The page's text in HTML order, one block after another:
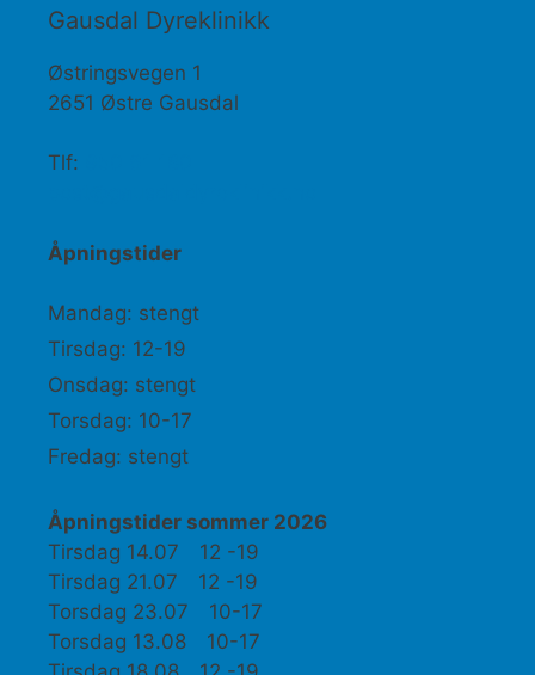
Gausdal Dyreklinikk
Østringsvegen 1
2651 Østre Gausdal
Tlf:
Åpningstider
Mandag: stengt
Tirsdag: 12-19
Onsdag: stengt
Torsdag: 10-17
Fredag: stengt
Åpningstider sommer 2026
Tirsdag 14.07 12 -19
Tirsdag 21.07 12 -19
Torsdag 23.07 10-17
Torsdag 13.08 10-17